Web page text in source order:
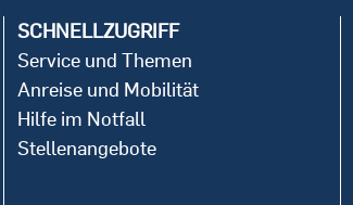
SCHNELLZUGRIFF
Service und Themen
Anreise und Mobilität
Hilfe im Notfall
Stellenangebote